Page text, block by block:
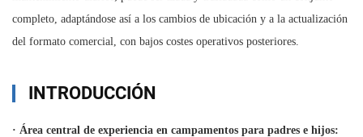
completo, adaptándose así a los cambios de ubicación y a la actualización
del formato comercial, con bajos costes operativos posteriores.
INTRODUCCIÓN
· Área central de experiencia en campamentos para padres e hijos: